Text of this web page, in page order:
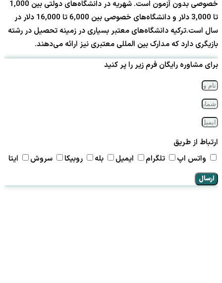
خصوصی بدون آزمون است. شهریه در دانشگاه‌های دولتی بین 1,000
تا 3,000 دلار و دانشگاه‌های خصوصی بین 6,000 تا 16,000 دلار در
سال است.ترکیه دانشگاه‌های معتبر بسیاری در زمینه تحصیل در رشته
بازیگری دارد که مدارک بین المللی معتبری نیز ارائه می‌دهند.
برای مشاوره رایگان فرم زیر را پر کنید
ارتباط از طریق
واتس اپ
تلگرام ایمیل بله روبیکا سروش ایتا
ارسال